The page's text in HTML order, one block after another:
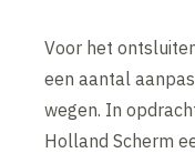
Voor het
een aantal
wegen. In
Holland Scherm